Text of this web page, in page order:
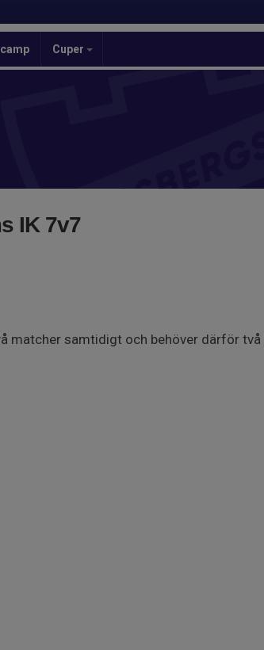
Cuper
IK 7v7
matcher samtidigt och behöver därför två